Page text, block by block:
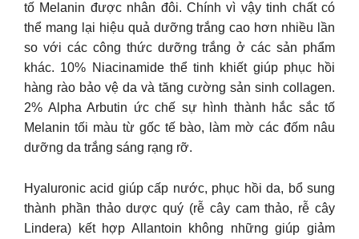
tố Melanin được nhân đôi. Chính vì vậy tinh chất có
thể mang lại hiệu quả dưỡng trắng cao hơn nhiều lần
so với các công thức dưỡng trắng ở các sản phẩm
khác. 10% Niacinamide thể tinh khiết giúp phục hồi
hàng rào bảo vệ da và tăng cường sản sinh collagen.
2% Alpha Arbutin ức chế sự hình thành hắc sắc tố
Melanin tối màu từ gốc tế bào, làm mờ các đốm nâu
dưỡng da trắng sáng rạng rỡ.
Hyaluronic acid giúp cấp nước, phục hồi da, bổ sung
thành phần thảo dược quý (rễ cây cam thảo, rễ cây
Lindera) kết hợp Allantoin không những giúp giảm